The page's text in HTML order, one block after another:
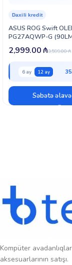
ASUS ROG Swift
PG27AQWP-G
B02971)
Daxili kredit
3,599.00₼
2,999.00₼
6 ay 12 ay
Səbətə
Kompüter
aksesuarlarının satışı.